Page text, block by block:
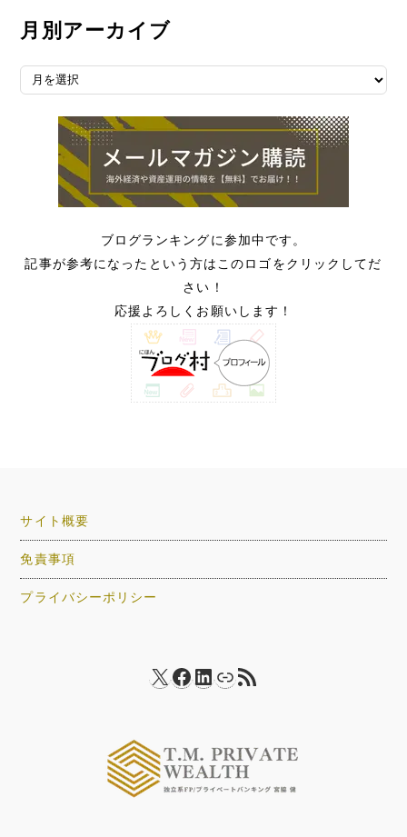
月別アーカイブ
月別アーカイブ
ブログランキングに参加中です。
記事が参考になったという方はこのロゴをクリックしてだ
さい！
応援よろしくお願いします！
サイト概要
免責事項
プライバシーポリシー
X Facebook
LinkedIn
リンクRSS フィード